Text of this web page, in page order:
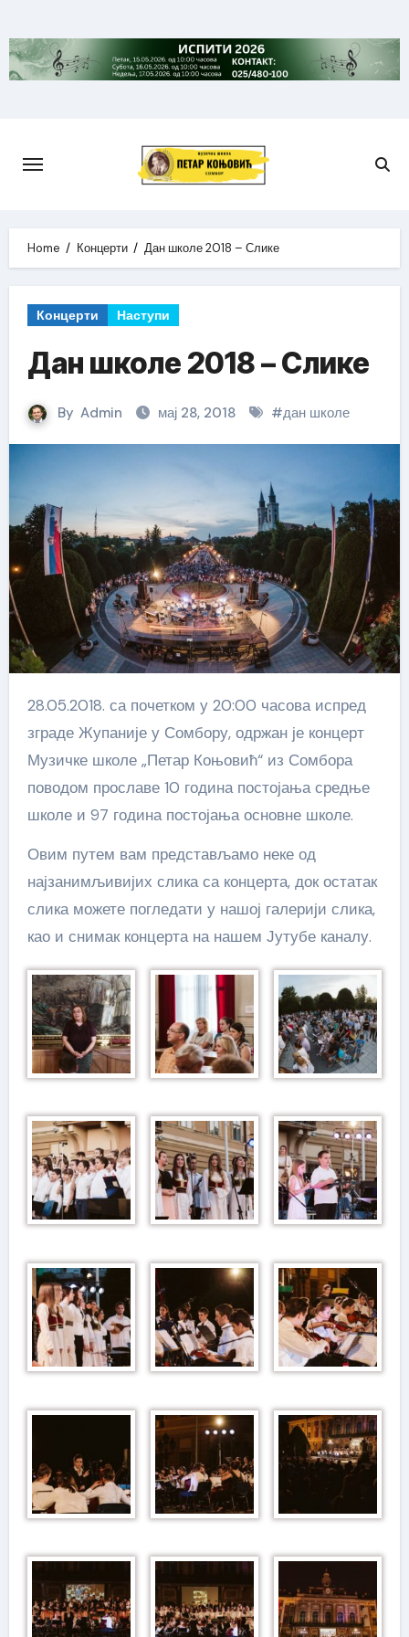
to
content
Home Концерти Дан школе 2018 – Слике
Концерти Наступи
Дан школе 2018 – Слике
By Admin мај 28, 2018 #дан школе
28.05.2018. са почетком у 20:00 часова испред
зграде Жупаније у Сомбору, одржан је концерт
Музичке школе „Петар Коњовић“ из Сомбора
поводом прославе 10 година постојања средње
школе и 97 година постојања основне школе.
Овим путем вам представљамо неке од
најзанимљивијих слика са концерта, док остатак
слика можете погледати у нашој галерији слика,
као и снимак концерта на нашем Јутубе каналу.